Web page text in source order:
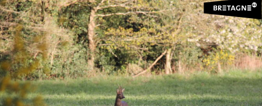
ENFANCE JEUNESSE L'AGGLO' RECRUTE